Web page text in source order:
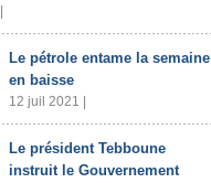
Le pétrole entame la semaine
en baisse
12 juil 2021 |
Le président Tebboune
instruit le Gouvernement